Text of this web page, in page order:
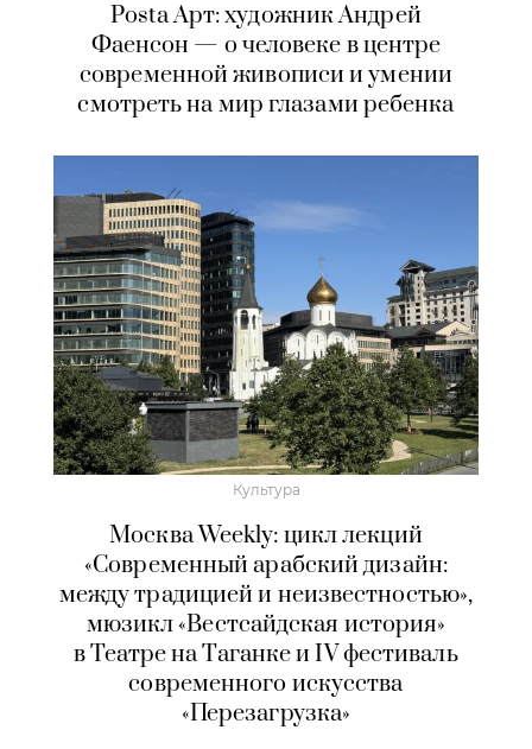
Posta Арт: художник Андрей
Фаенсон — о человеке в центре
современной живописи и умении
смотреть на мир глазами ребенка
Культура
Москва Weekly: цикл лекций
«Современный арабский дизайн:
между традицией и неизвестностью»,
мюзикл «Вестсайдская история»
в Театре на Таганке и IV фестиваль
современного искусства
«Перезагрузка»